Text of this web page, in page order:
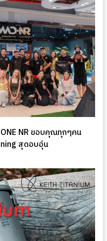
ONE NR ขอบคุณทุกๆคน
สุดอบอุ่น